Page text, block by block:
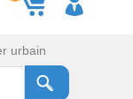
urbain